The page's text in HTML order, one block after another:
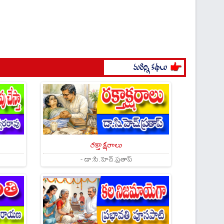
రక్తాక్షరాలు
- డా:సి.హెచ్.ప్రతాప్